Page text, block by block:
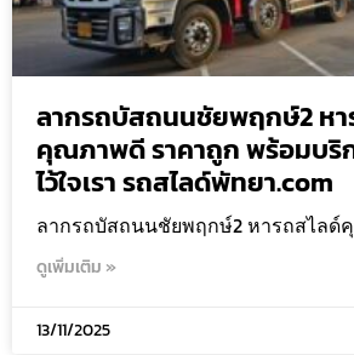
ลากรถบัสถนนชัยพฤกษ์2 หา
คุณภาพดี ราคาถูก พร้อมบริ
ไว้ใจเรา รถสไลด์พัทยา.com
ลากรถบัสถนนชัยพฤกษ์2 หารถสไลด์
ดูเพิ่มเติม »
13/11/2025